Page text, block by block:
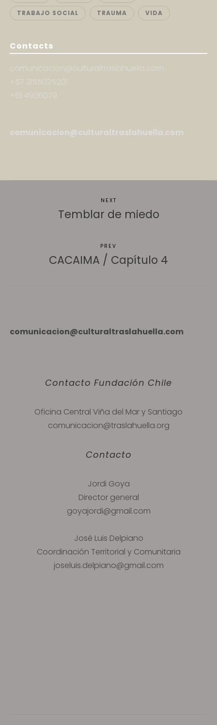
TRABAJO SOCIAL TRAUMA VIDA
Contacts
comunicacion@culturaltraslahuella.com
+57 3155025201
+61 4906079
comunicacion@culturaltraslahuella.com
NEXT
Temblar de miedo
PREV
CACAIMA / Capítulo 4
comunicacion@culturaltraslahuella.com
Contacto Fundación Chile
Oficina Central Viña del Mar y Santiago
comunicacion@traslahuella.org
Contacto
Jordi Goya
Director general
goyajordi@gmail.com
José Luis Delpiano
Coordinación Territorial y Comunitaria
joseluis.delpiano@gmail.com